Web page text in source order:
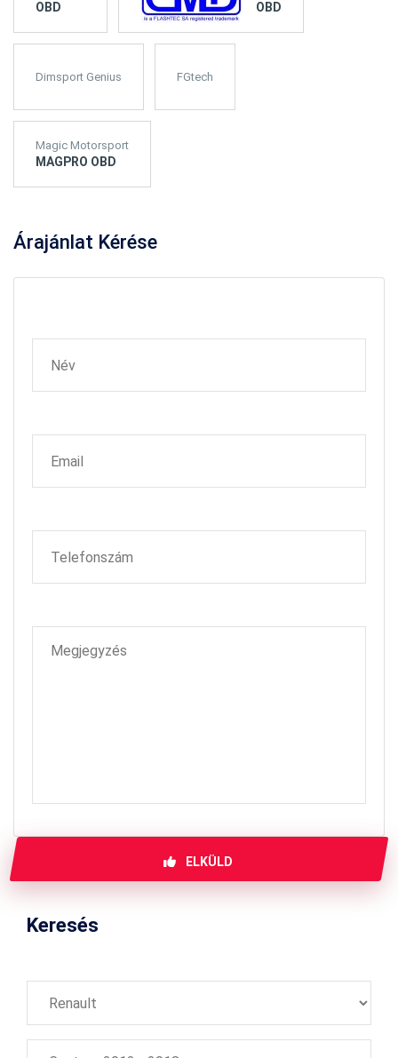
OBD OBD
Dimsport Genius FGtech
Magic Motorsport
MAGPRO OBD
Árajánlat Kérése
ELKÜLD
Keresés